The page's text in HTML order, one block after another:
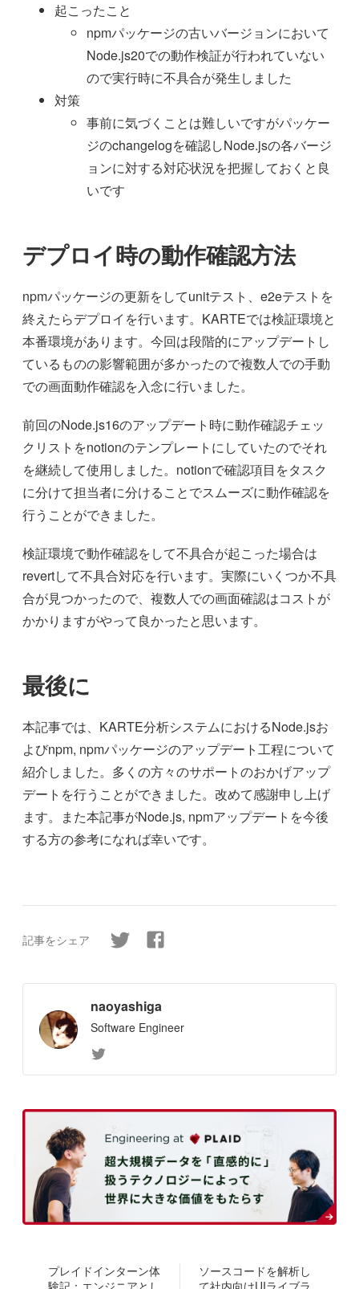
起こったこと
npmパッケージの古いバージョンにおいて
Node.js20での動作検証が行われていない
ので実行時に不具合が発生しました
対策
事前に気づくことは難しいですがパッケー
ジのchangelogを確認しNode.jsの各バージ
ョンに対する対応状況を把握しておくと良
いです
デプロイ時の動作確認方法
npmパッケージの更新をしてunitテスト、e2eテストを
終えたらデプロイを行います。KARTEでは検証環境と
本番環境があります。今回は段階的にアップデートし
ているものの影響範囲が多かったので複数人での手動
での画面動作確認を入念に行いました。
前回のNode.js16のアップデート時に動作確認チェッ
クリストをnotionのテンプレートにしていたのでそれ
を継続して使用しました。notionで確認項目をタスク
に分けて担当者に分けることでスムーズに動作確認を
行うことができました。
検証環境で動作確認をして不具合が起こった場合は
revertして不具合対応を行います。実際にいくつか不具
合が見つかったので、複数人での画面確認はコストが
かかりますがやって良かったと思います。
最後に
本記事では、KARTE分析システムにおけるNode.jsお
よびnpm, npmパッケージのアップデート工程について
紹介しました。多くの方々のサポートのおかげアップ
デートを行うことができました。改めて感謝申し上げ
ます。また本記事がNode.js, npmアップデートを今後
する方の参考になれば幸いです。
記事をシェア
naoyashiga
Software Engineer
プレイドインターン体
験記：エンジニアとし
ソースコードを解析し
て社内向けUIライブラ